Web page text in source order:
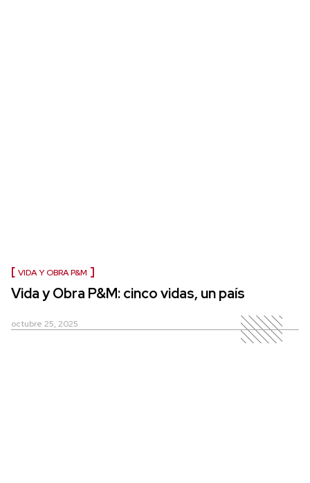
VIDA Y OBRA P&M
Vida y Obra P&M: cinco vidas, un país
octubre 25, 2025